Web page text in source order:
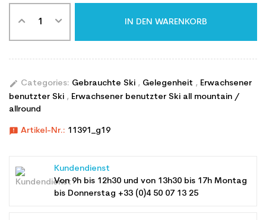
IN DEN WARENKORB
edit Categories: Gebrauchte Ski , Gelegenheit , Erwachsener
benutzter Ski , Erwachsener benutzter Ski all mountain /
allround
announcement Artikel-Nr.: 11391_g19
Kundendienst
Von 9h bis 12h30 und von 13h30 bis 17h Montag
bis Donnerstag +33 (0)4 50 07 13 25